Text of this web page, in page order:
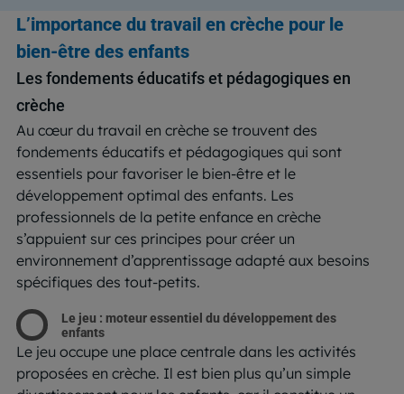
L’importance du travail en crèche pour le
bien-être des enfants
Les fondements éducatifs et pédagogiques en
crèche
Au cœur du travail en crèche se trouvent des
fondements éducatifs et pédagogiques qui sont
essentiels pour favoriser le bien-être et le
développement optimal des enfants. Les
professionnels de la petite enfance en crèche
s’appuient sur ces principes pour créer un
environnement d’apprentissage adapté aux besoins
spécifiques des tout-petits.
Le jeu : moteur essentiel du développement des
enfants
Le jeu occupe une place centrale dans les activités
proposées en crèche. Il est bien plus qu’un simple